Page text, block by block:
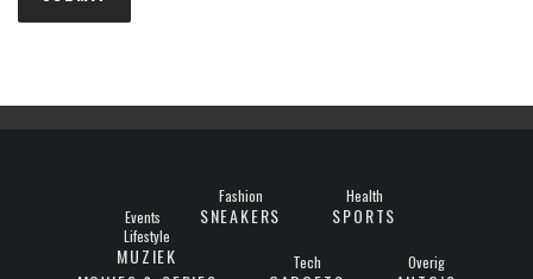
Events
Fashion
SNEAKERS
Health
SPORTS
Lifestyle
MUZIEK
Tech Overig